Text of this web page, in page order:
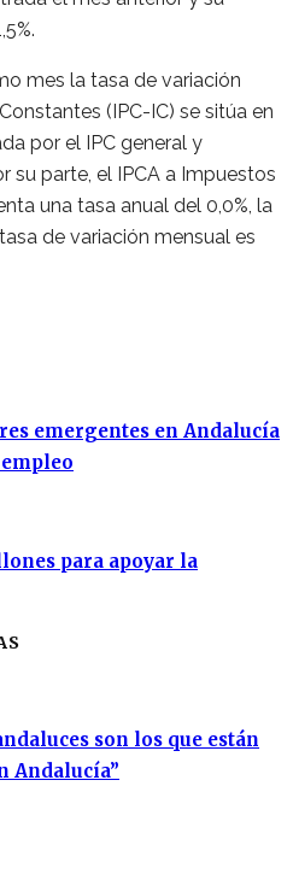
mes la tasa de variación
(IPC-IC) se sitúa en
por el IPC general y
su parte, el IPCA a Impuestos
una tasa anual del 0,0%, la
de variación mensual es
emergentes en Andalucía
para apoyar la
son los que están
Andalucía”